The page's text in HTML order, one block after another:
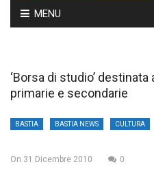
Skip
to
MENU
‘Borsa di studio’
primarie e secondarie
BASTIA BASTIA NEWS CULTURA
On 31 Dicembre 2010 0